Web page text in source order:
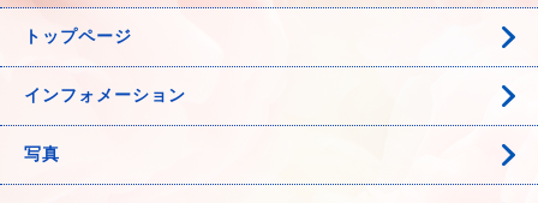
トップページ
インフォメーション
写真